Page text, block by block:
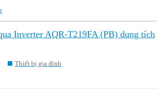
Inverter AQR-T219FA (PB) dung tích
Thiết bị gia đình